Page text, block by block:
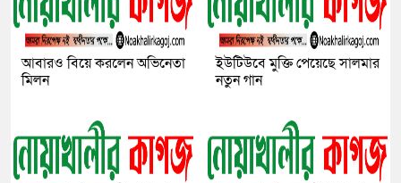
আবারও বিয়ে করলেন অভিনেতা
মিলন
ইউটিউবে মুক্তি পেয়েছে সালমার
নতুন গান